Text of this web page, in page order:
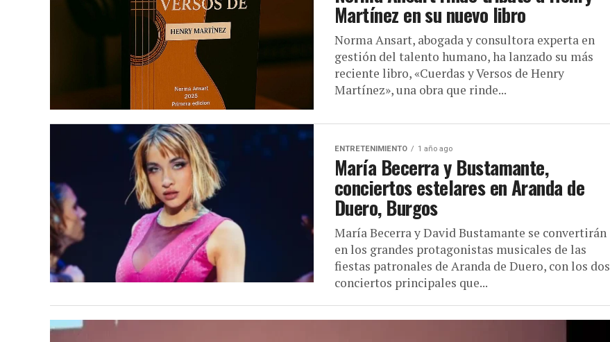
Martínez en su nuevo libro
Norma Ansart, abogada y consultora experta en
gestión del talento humano, ha lanzado su más
reciente libro, «Cuerdas y Versos de Henry
Martínez», una obra que rinde...
ENTRETENIMIENTO 1 año ago
María Becerra y Bustamante,
conciertos estelares en Aranda de
Duero, Burgos
María Becerra y David Bustamante se convertirán
en los grandes protagonistas musicales de las
fiestas patronales de Aranda de Duero, con los dos
conciertos principales que...